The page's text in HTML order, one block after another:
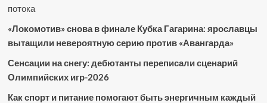
потока
«Локомотив» снова в финале Кубка Гагарина: ярославцы
вытащили невероятную серию против «Авангарда»
Сенсации на снегу: дебютанты переписали сценарий
Олимпийских игр-2026
Как спорт и питание помогают быть энергичным каждый